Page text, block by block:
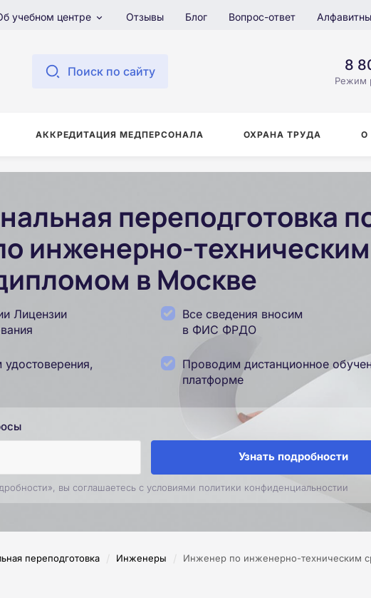
учебном центре Отзывы Блог Вопрос-ответ
Поиск по сайту 8
Режим
АККРЕДИТАЦИЯ МЕДПЕРСОНАЛА ОХРАНА ТРУДА О
переподготовка
инженерно-
в Москве
Лицензии
Все сведения вносим
в ФИС ФРДО
Проводим дистанционное
платформе
Узнать подробности
вы соглашаетесь с условиями политики конфиденциальностии
переподготовка / Инженеры / Инженер по инженерно-техническим